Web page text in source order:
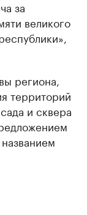
за
великого
региона,
территорий
и сквера